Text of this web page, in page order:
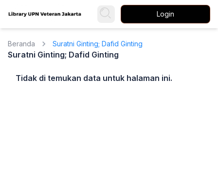
Login
Beranda Suratni Ginting; Dafid Ginting
Suratni Ginting; Dafid Ginting
Tidak di temukan data untuk halaman ini.